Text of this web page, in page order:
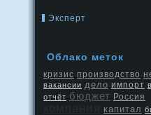
Эксперт
Облако меток
кризис производство
вакансии дело импорт
отчёт бюджет Россия
капитал